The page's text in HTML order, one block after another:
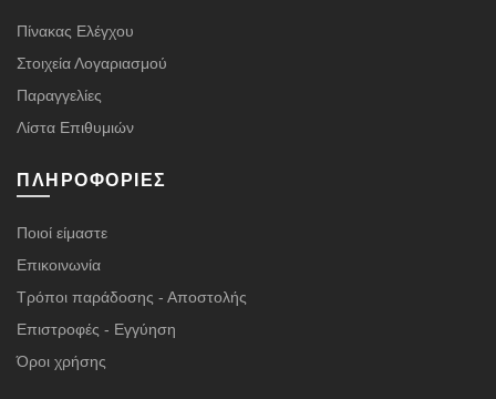
Πίνακας Ελέγχου
Στοιχεία Λογαριασμού
Παραγγελίες
Λίστα Επιθυμιών
ΠΛΗΡΟΦΟΡΊΕΣ
Ποιοί είμαστε
Επικοινωνία
Τρόποι παράδοσης - Αποστολής
Επιστροφές - Εγγύηση
Όροι χρήσης